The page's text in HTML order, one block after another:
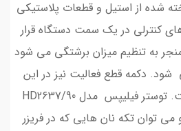
شده از استیل و قطعات پلاستیکی
کنترلی در یک سمت دستگاه قرار
به تنظیم میزان برشتگی می شود
دکمه قطع فعالیت نیز در این
مدل در نظر گرفته شده است. توستر فیلیپس مدل HD2637/90
می توان تکه نان هایی که در فریزر